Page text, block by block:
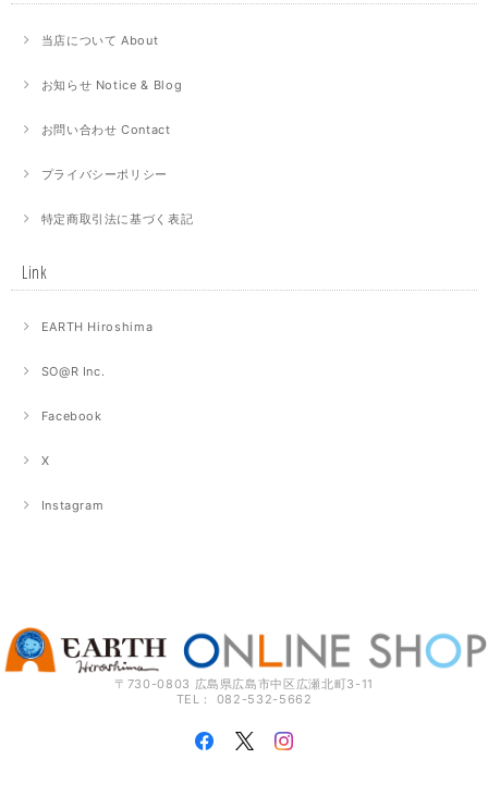
当店について About
お知らせ Notice & Blog
お問い合わせ Contact
プライバシーポリシー
特定商取引法に基づく表記
Link
EARTH Hiroshima
SO@R Inc.
Facebook
X
Instagram
〒730-0803 広島県広島市中区広瀬北町3-11
TEL： 082-532-5662